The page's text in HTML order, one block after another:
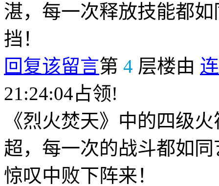
湛，每一次释放技能都
挡！
回复该留言第 4 层楼由
21:24:04占领!
《烈火焚天》中的四级
超，每一次的战斗都如
惊叹中败下阵来！